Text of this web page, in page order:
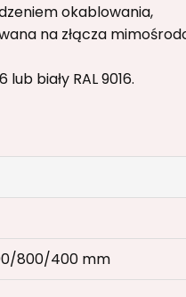
okablowania,
na złącza
biały RAL 9016.
800/400 mm